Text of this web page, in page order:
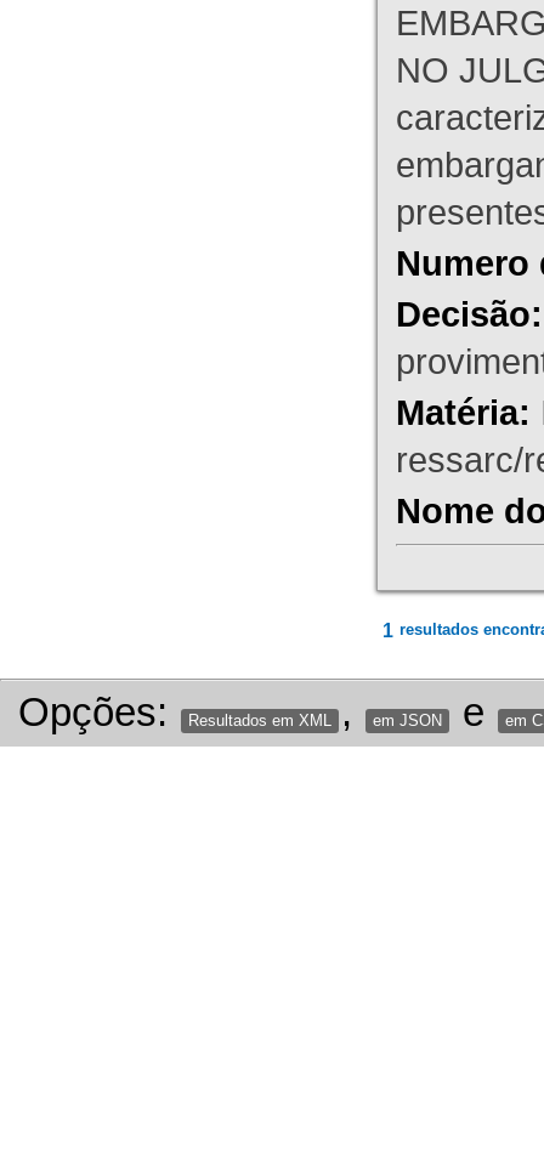
NO
Numero
Decisão:
Matéria:
ressarc/
Nome
1 resultados
Opções: Resultados em XML , em JSON e em